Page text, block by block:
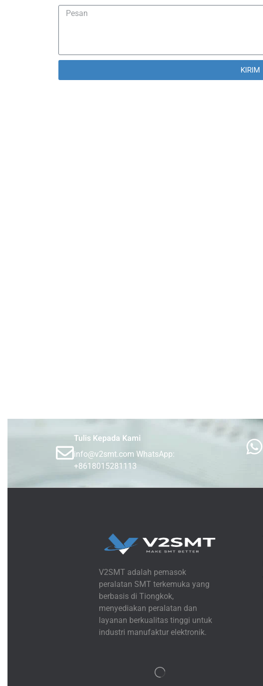
KIRIM
Tulis Kepada Kami
info@v2smt.com WhatsApp:
+8618015281113
V2SMT adalah pemasok
peralatan SMT terkemuka yang
berbasis di Tiongkok,
menyediakan peralatan dan
layanan berkualitas tinggi untuk
industri manufaktur elektronik.